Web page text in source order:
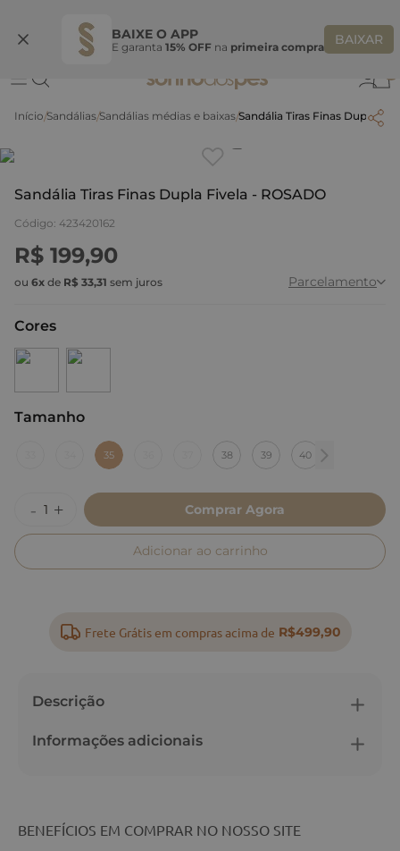
BAIXE O APP
E garanta 15% OFF na primeira compra BAIXAR
Ganhe 10% OFF na coleção utilizando o código do seu vendedor*
Sandálias Sandálias médias e baixas Sandália Tiras Finas Dupla
Sandália Tiras Finas Dupla Fivela - ROSADO
Código: 423420162
R$ 199,90
ou 6x de R$ 33,31 sem juros Parcelamento
Cores
Tamanho
35 38 39 40
Comprar Agora
Adicionar ao carrinho
Frete Grátis em compras acima de R$499,90
Descrição
Informações adicionais
BENEFÍCIOS EM COMPRAR NO NOSSO SITE